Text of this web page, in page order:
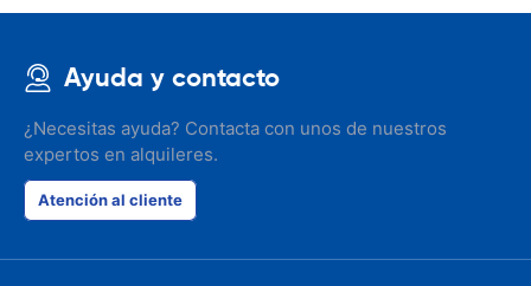
Ayuda y contacto
¿Necesitas ayuda? Contacta con unos de nuestros
expertos en alquileres.
Atención al cliente